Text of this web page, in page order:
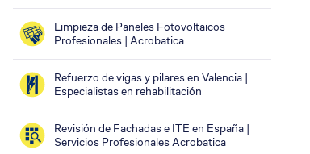
Limpieza de Paneles Fotovoltaicos
Profesionales | Acrobatica
Refuerzo de vigas y pilares en Valencia |
Especialistas en rehabilitación
Revisión de Fachadas e ITE en España |
Servicios Profesionales Acrobatica